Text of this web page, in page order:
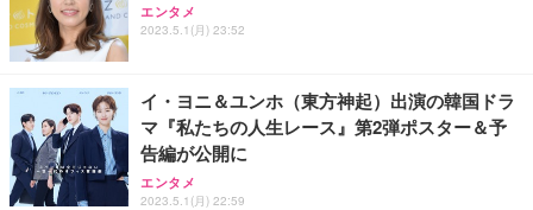
エンタメ
2023.5.1(月) 23:52
イ・ヨニ＆ユンホ（東方神起）出演の韓国ドラ
マ『私たちの人生レース』第2弾ポスター＆予
告編が公開に
エンタメ
2023.5.1(月) 22:59